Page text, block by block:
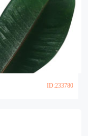
ID:233780